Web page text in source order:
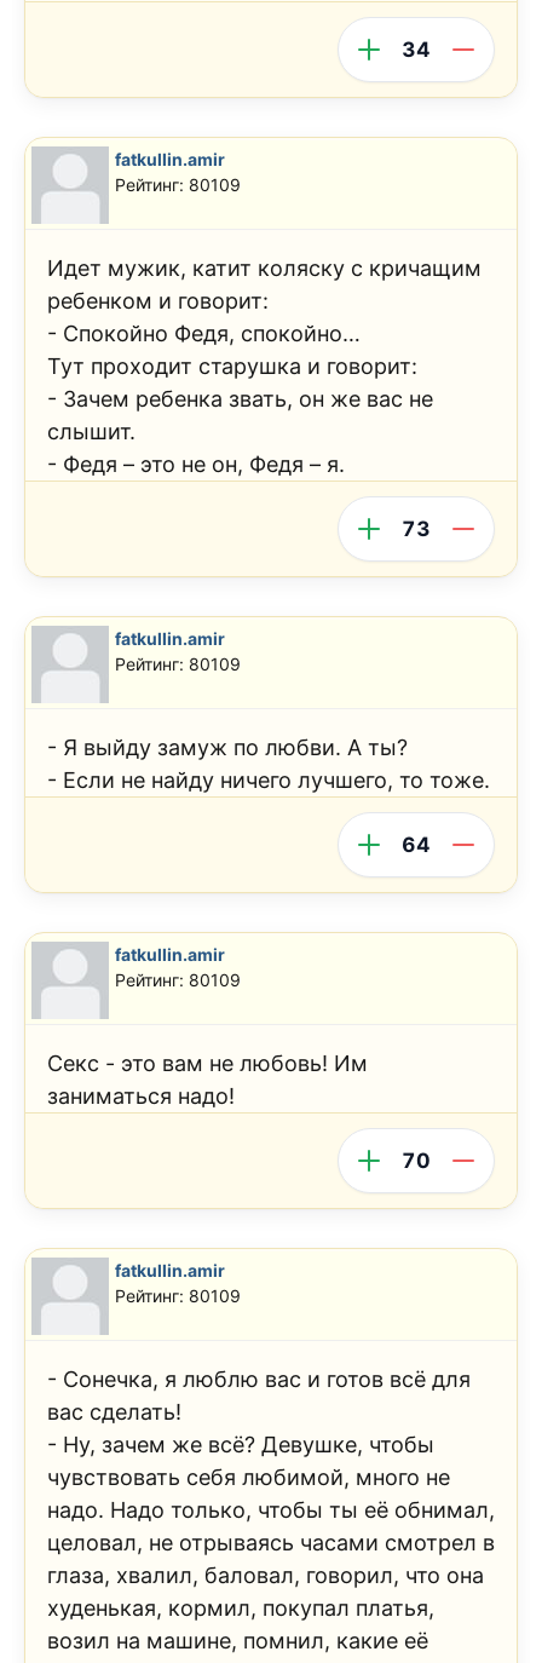
34
fatkullin.amir
Рейтинг: 80109
Идет мужик, катит коляску с кричащим
ребенком и говорит:
- Спокойно Федя, спокойно…
Тут проходит старушка и говорит:
- Зачем ребенка звать, он же вас не
слышит.
- Федя – это не он, Федя – я.
73
fatkullin.amir
Рейтинг: 80109
- Я выйду замуж по любви. А ты?
- Если не найду ничего лучшего, то тоже.
64
fatkullin.amir
Рейтинг: 80109
Секс - это вам не любовь! Им
заниматься надо!
70
fatkullin.amir
Рейтинг: 80109
- Сонечка, я люблю вас и готов всё для
вас сделать!
- Ну, зачем же всё? Девушке, чтобы
чувствовать себя любимой, много не
надо. Надо только, чтобы ты её обнимал,
целовал, не отрываясь часами смотрел в
глаза, хвалил, баловал, говорил, что она
худенькая, кормил, покупал платья,
возил на машине, помнил, какие её